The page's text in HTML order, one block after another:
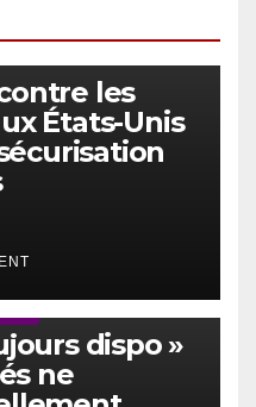
les
États-Unis
dispo »
ne